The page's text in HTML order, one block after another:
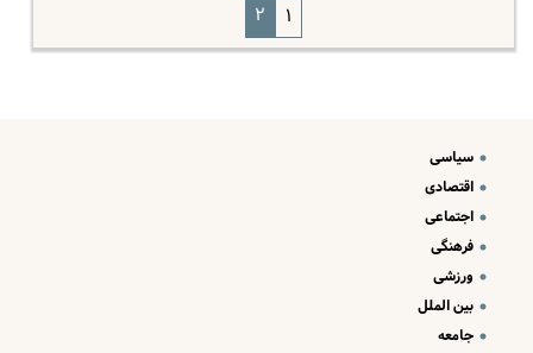
۱ ۲
سیاسی
اقتصادی
اجتماعی
فرهنگی
ورزشی
بین الملل
جامعه